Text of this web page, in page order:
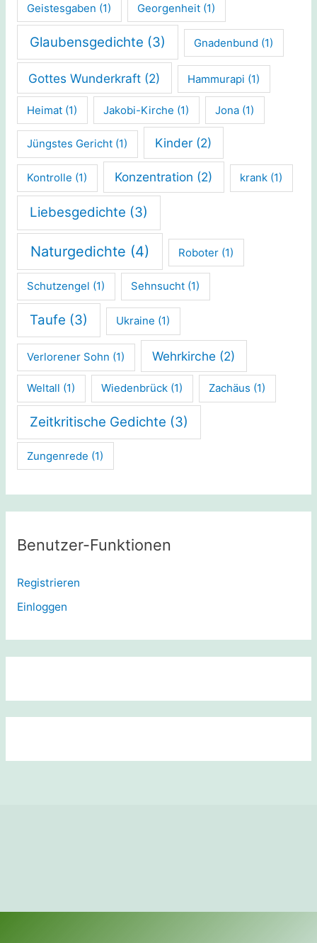
Geistesgaben (1) Georgenheit (1)
Glaubensgedichte (3) Gnadenbund (1)
Gottes Wunderkraft (2) Hammurapi (1)
Heimat (1) Jakobi-Kirche (1) Jona (1)
Jüngstes Gericht (1) Kinder (2)
Kontrolle (1) Konzentration (2) krank (1)
Liebesgedichte (3)
Naturgedichte (4) Roboter (1)
Schutzengel (1) Sehnsucht (1)
Taufe (3) Ukraine (1)
Verlorener Sohn (1) Wehrkirche (2)
Weltall (1) Wiedenbrück (1) Zachäus (1)
Zeitkritische Gedichte (3)
Zungenrede (1)
Benutzer-Funktionen
Registrieren
Einloggen